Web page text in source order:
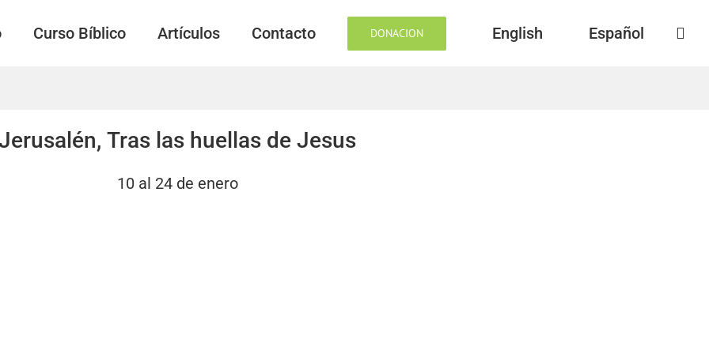
Curso Bíblico Artículos Contacto DONACION English Español
Tras las huellas de Jesus
10 al 24 de enero